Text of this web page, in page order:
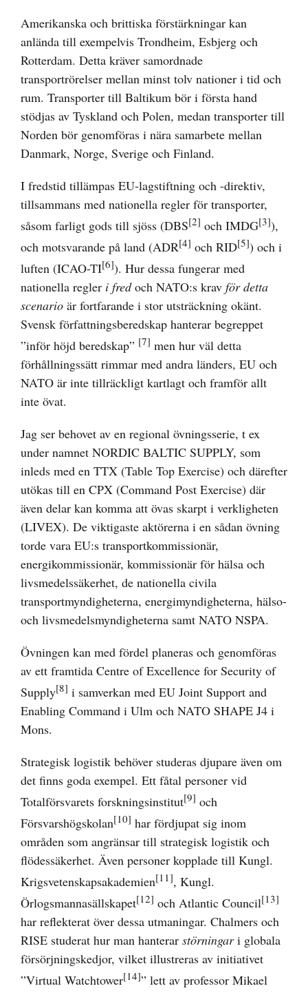
Amerikanska och brittiska förstärkningar kan
anlända till exempelvis Trondheim, Esbjerg och
Rotterdam. Detta kräver samordnade
transportrörelser mellan minst tolv nationer i tid och
rum. Transporter till Baltikum bör i första hand
stödjas av Tyskland och Polen, medan transporter till
Norden bör genomföras i nära samarbete mellan
Danmark, Norge, Sverige och Finland.
I fredstid tillämpas EU-lagstiftning och -direktiv,
tillsammans med nationella regler för transporter,
såsom farligt gods till sjöss (DBS[2] och IMDG[3]),
och motsvarande på land (ADR[4] och RID[5]) och i
luften (ICAO-TI[6]). Hur dessa fungerar med
nationella regler i fredoch NATO:s krav för detta
scenario är fortfarande i stor utsträckning okänt.
Svensk författningsberedskap hanterar begreppet
”inför höjd beredskap” [7] men hur väl detta
förhållningssätt rimmar med andra länders, EU och
NATO är inte tillräckligt kartlagt och framför allt
inte övat.
Jag ser behovet av en regional övningsserie, t ex
under namnet NORDIC BALTIC SUPPLY, som
inleds med en TTX (Table Top Exercise) och därefter
utökas till en CPX (Command Post Exercise) där
även delar kan komma att övas skarpt i verkligheten
(LIVEX). De viktigaste aktörerna i en sådan övning
torde vara EU:s transportkommissionär,
energikommissionär, kommissionär för hälsa och
livsmedelssäkerhet, de nationella civila
transportmyndigheterna, energimyndigheterna, hälso-
och livsmedelsmyndigheterna samt NATO NSPA.
Övningen kan med fördel planeras och genomföras
av ett framtida Centre of Excellence for Security of
Supply[8] i samverkan med EU Joint Support and
Enabling Command i Ulm och NATO SHAPE J4 i
Mons.
Strategisk logistik behöver studeras djupare även om
det finns goda exempel. Ett fåtal personer vid
Totalförsvarets forskningsinstitut[9] och
Försvarshögskolan[10] har fördjupat sig inom
områden som angränsar till strategisk logistik och
flödessäkerhet. Även personer kopplade till Kungl.
Krigsvetenskapsakademien[11], Kungl.
Örlogsmannasällskapet[12] och Atlantic Council[13]
har reflekterat över dessa utmaningar. Chalmers och
RISE studerat hur man hanterar störningari globala
försörjningskedjor, vilket illustreras av initiativet
”Virtual Watchtower[14]” lett av professor Mikael